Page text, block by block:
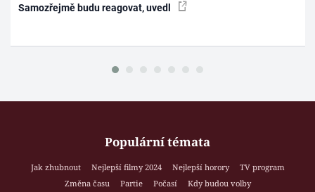
Samozřejmě budu reagovat, uvedl
Populární témata
Jak zhubnout Nejlepší filmy 2024 Nejlepší horory
TV program
Změna času
Partie Počasí
Kdy budou volby